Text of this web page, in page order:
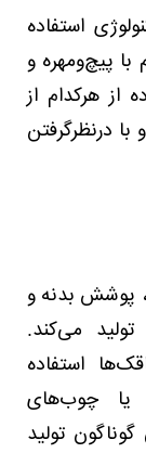
استفاده
پیچ‌ومهره و
هرکدام از
درنظرگرفتن
پوشش بدنه و
می‌کند.
استفاده
یا چوب‌های
تولید